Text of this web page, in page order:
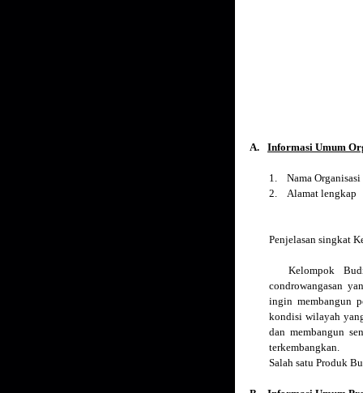
A. Informasi Umum
1.
Nama
2.
Alamat
Penjelasan singkat
Kelompok
condrowangasan
ingin membangun
kondisi wilayah
dan membangun
terkembangkan.
Salah satu Produk